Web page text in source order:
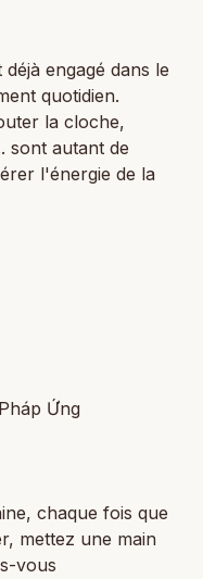
engagé dans le
quotidien.
la cloche,
sont autant de
l'énergie de la
Ứng
chaque fois que
mettez une main
vous